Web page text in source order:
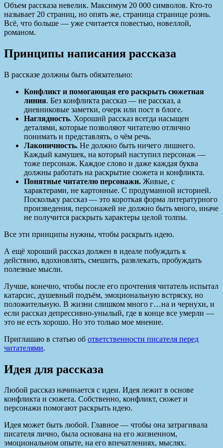
Объем рассказа невелик. Максимум 20 000 символов. Кто-то
называет 20 страниц, но опять же, страница странице рознь.
Всё, что больше — уже считается повестью, новеллой,
романом.
Принципы написания рассказа
В рассказе должны быть обязательно:
Конфликт и помогающая его раскрыть сюжетная
линия. Без конфликта рассказ — не рассказ, а
дневниковые заметки, очерк или пост в блоге.
Наглядность. Хороший рассказ всегда насыщен
деталями, которые позволяют читателю отлично
понимать и представлять, о чём речь.
Лаконичность. Не должно быть ничего лишнего.
Каждый камушек, на который наступил персонаж —
тоже персонаж. Каждое слово и даже каждая буква
должны работать на раскрытие сюжета и конфликта.
Понятные читателю персонажи. Живые, с
характерами, не картонные. С продуманной историей.
Поскольку рассказ — это короткая форма литературного
произведения, персонажей не должно быть много, иначе
не получится раскрыть характеры целой толпы.
Все эти принципы нужны, чтобы раскрыть идею.
А ещё хороший рассказ должен в идеале побуждать к
действию, вдохновлять, смешить, развлекать, пробуждать
полезные мысли.
Лучше, конечно, чтобы после его прочтения читатель испытал
катарсис, душевный подъём, эмоциональную встряску, но
положительную. В жизни слишком много г…на и чернухи, и
если рассказ депрессивно-унылый, где в конце все умерли —
это не есть хорошо. Но это только мое мнение.
Приглашаю в статью об ответственности писателя перед
читателями.
Идея для рассказа
Любой рассказ начинается с идеи. Идея лежит в основе
конфликта и сюжета. Собственно, конфликт, сюжет и
персонажи помогают раскрыть идею.
Идея может быть любой. Главное — чтобы она затрагивала
писателя лично, была основана на его жизненном,
эмоциональном опыте, на его впечатлениях, мыслях.